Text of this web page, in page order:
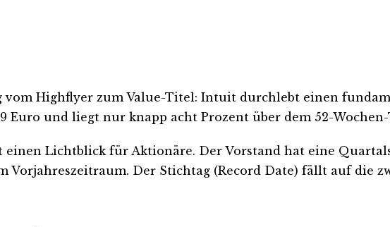
vom Highflyer zum Value-Titel: Intuit durchlebt einen
Euro und liegt nur knapp acht Prozent über dem 52-
einen Lichtblick für Aktionäre. Der Vorstand hat eine
Vorjahreszeitraum. Der Stichtag (Record Date) fällt auf die